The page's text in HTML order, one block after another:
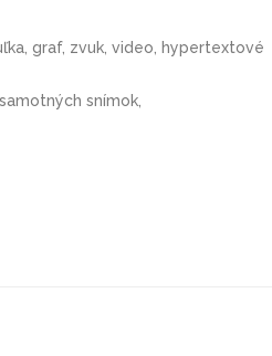
graf, zvuk, video, hypertextové
snímok,